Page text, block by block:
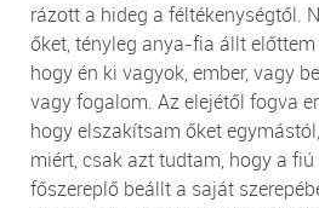
rázott a hideg a féltékenységtől.
őket, tényleg anya-fia állt
hogy én ki vagyok, ember, vagy
vagy fogalom. Az elejétől fogva
hogy elszakítsam őket
miért, csak azt tudtam, hogy a
főszereplő beállt a saját